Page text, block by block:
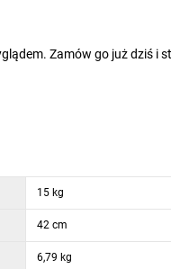
Zamów go już dziś i
15 kg
42 cm
6,79 kg